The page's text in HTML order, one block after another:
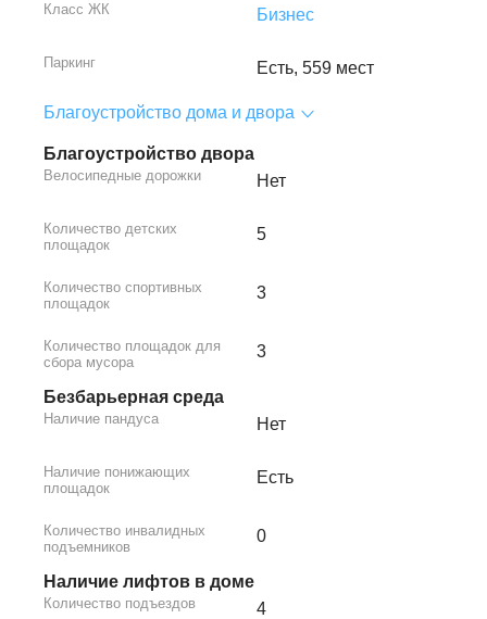
Класс ЖК Бизнес
Паркинг Есть, 559 мест
Благоустройство дома и двора
Благоустройство двора
Велосипедные дорожки Нет
Количество детских
площадок
5
Количество спортивных
площадок
3
Количество площадок для
сбора мусора
3
Безбарьерная среда
Наличие пандуса Нет
Наличие понижающих
площадок
Есть
Количество инвалидных
подъемников
0
Наличие лифтов в доме
Количество подъездов 4